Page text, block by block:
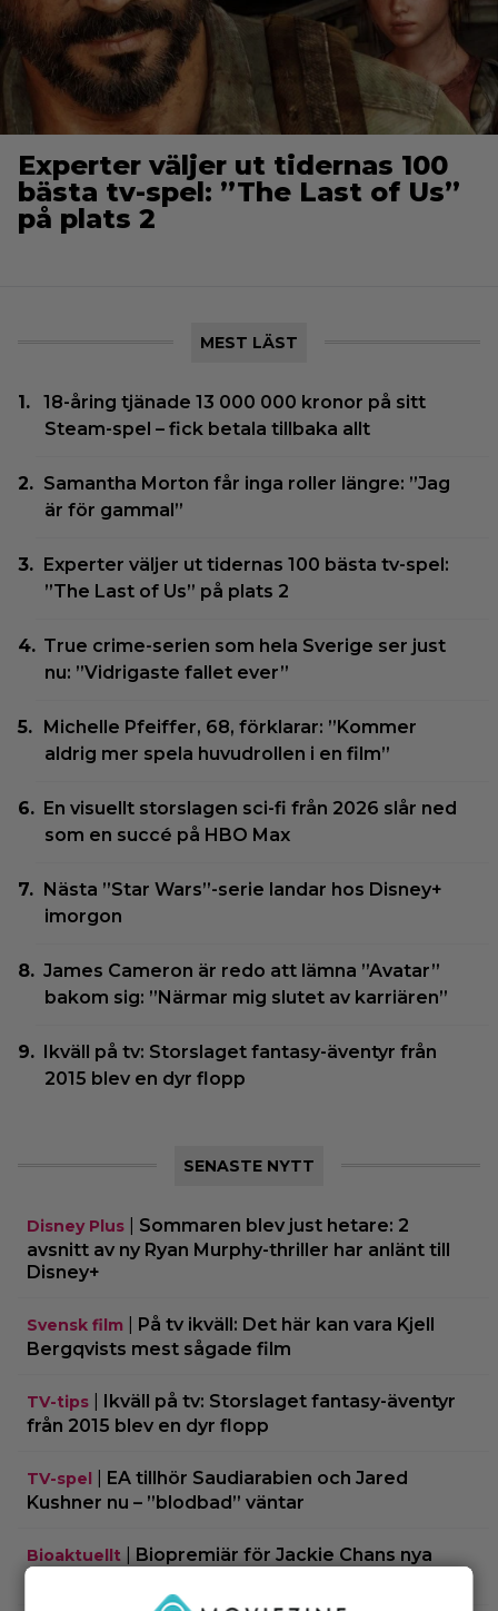
Experter väljer ut tidernas 100
bästa tv-spel: ”The Last of Us”
på plats 2
MEST LÄST
18-åring tjänade 13 000 000 kronor på sitt
Steam-spel – fick betala tillbaka allt
Samantha Morton får inga roller längre: ”Jag
är för gammal”
Experter väljer ut tidernas 100 bästa tv-spel:
”The Last of Us” på plats 2
True crime-serien som hela Sverige ser just
nu: ”Vidrigaste fallet ever”
Michelle Pfeiffer, 68, förklarar: ”Kommer
aldrig mer spela huvudrollen i en film”
En visuellt storslagen sci-fi från 2026 slår ned
som en succé på HBO Max
Nästa ”Star Wars”-serie landar hos Disney+
imorgon
James Cameron är redo att lämna ”Avatar”
bakom sig: ”Närmar mig slutet av karriären”
Ikväll på tv: Storslaget fantasy-äventyr från
2015 blev en dyr flopp
SENASTE NYTT
Disney Plus
Sommaren blev just hetare: 2
avsnitt av ny Ryan Murphy-thriller har anlänt till
Disney+
Svensk film
På tv ikväll: Det här kan vara Kjell
Bergqvists mest sågade film
TV-tips
Ikväll på tv: Storslaget fantasy-äventyr
från 2015 blev en dyr flopp
TV-spel
EA tillhör Saudiarabien och Jared
Kushner nu – ”blodbad” väntar
Bioaktuellt
Biopremiär för Jackie Chans nya